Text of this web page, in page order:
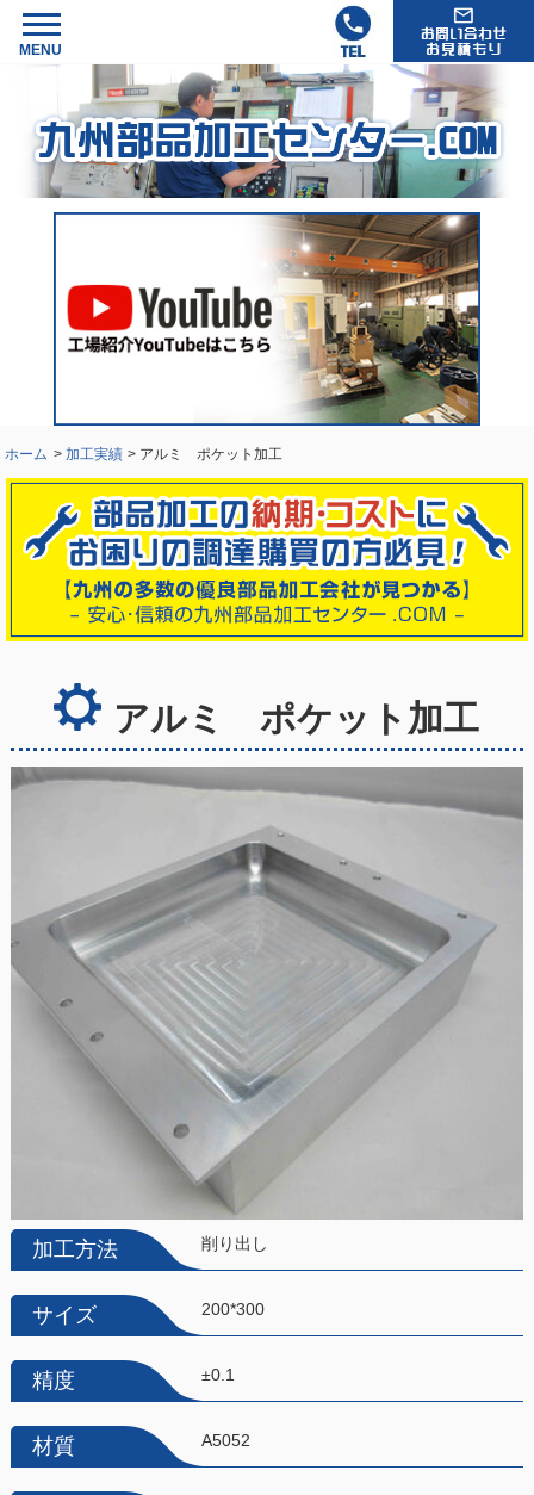
ホーム > 加工実績 > アルミ ポケット加工
アルミ ポケット加工
加工方法 削り出し
サイズ 200*300
精度 ±0.1
材質 A5052